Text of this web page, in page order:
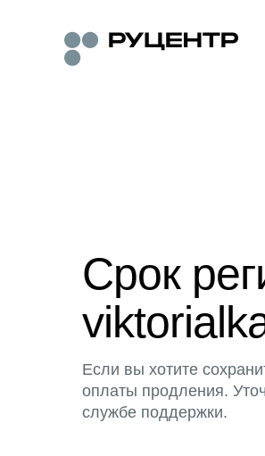
Срок
Если вы хотите
оплаты продления.
службе поддержки.